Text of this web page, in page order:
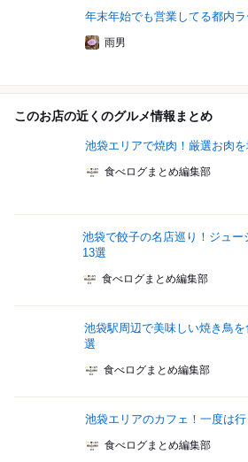
年末年始でも営業してる都内
雨男
このお店の近くのグルメ情報まとめ
池袋エリアで焼肉！厳選お肉
食べログまとめ編集部
池袋で餃子の名店巡り！ジュ
13選
食べログまとめ編集部
池袋駅周辺で美味しい焼き鳥
選
食べログまとめ編集部
池袋エリアのカフェ！一度は
食べログまとめ編集部